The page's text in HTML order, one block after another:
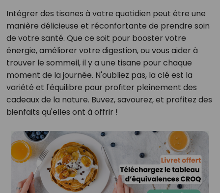
Intégrer des tisanes à votre quotidien peut être une
manière délicieuse et réconfortante de prendre soin
de votre santé. Que ce soit pour booster votre
énergie, améliorer votre digestion, ou vous aider à
trouver le sommeil, il y a une tisane pour chaque
moment de la journée. N'oubliez pas, la clé est la
variété et l'équilibre pour profiter pleinement des
cadeaux de la nature. Buvez, savourez, et profitez des
bienfaits qu'elles ont à offrir !